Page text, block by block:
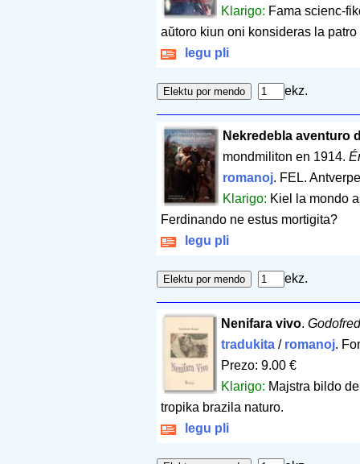
Klarigo: Fama scienc-
aŭtoro kiun oni konsideras la
legu pli
ekz.
Nekredebla aventuro
mondmiliton en 1914.
romanoj. FEL.
Klarigo: Kiel la mondo
Ferdinando ne estus mortigita?
legu pli
ekz.
Nenifara vivo.
tradukita / romanoj.
Prezo: 9.00 €
Klarigo: Majstra bildo
tropika brazila naturo.
legu pli